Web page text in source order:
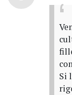
Si